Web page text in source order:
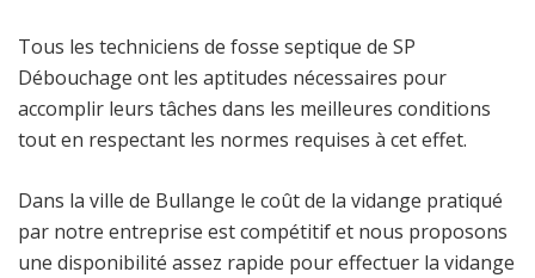
Tous les techniciens de fosse septique de SP
Débouchage ont les aptitudes nécessaires pour
accomplir leurs tâches dans les meilleures conditions
tout en respectant les normes requises à cet effet.
Dans la ville de Bullange le coût de la vidange pratiqué
par notre entreprise est compétitif et nous proposons
une disponibilité assez rapide pour effectuer la vidange